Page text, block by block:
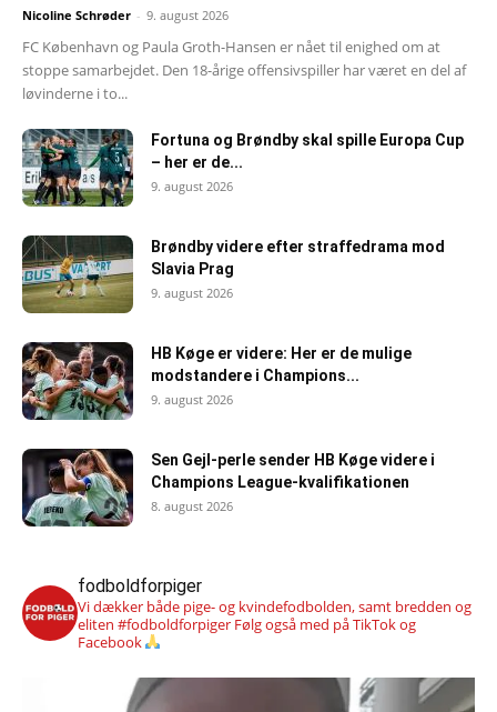
Nicoline Schrøder - 9. august 2026
FC København og Paula Groth-Hansen er nået til enighed om at
stoppe samarbejdet. Den 18-årige offensivspiller har været en del af
løvinderne i to...
Fortuna og Brøndby skal spille Europa Cup
– her er de...
9. august 2026
Brøndby videre efter straffedrama mod
Slavia Prag
9. august 2026
HB Køge er videre: Her er de mulige
modstandere i Champions...
9. august 2026
Sen Gejl-perle sender HB Køge videre i
Champions League-kvalifikationen
8. august 2026
fodboldforpiger
Vi dækker både pige- og kvindefodbolden, samt bredden og
eliten #fodboldforpiger Følg også med på TikTok og
Facebook